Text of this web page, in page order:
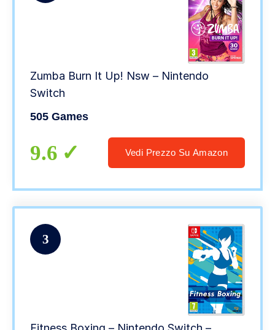
Zumba Burn It Up! Nsw – Nintendo
Switch
505 Games
9.6 Vedi Prezzo Su Amazon
3